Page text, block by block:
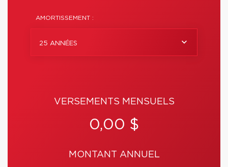
AMORTISSEMENT :
25 ANNÉES
VERSEMENTS MENSUELS
0,00 $
MONTANT ANNUEL